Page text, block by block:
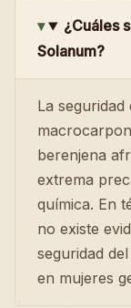
¿Cuáles
Solanum?
La
berenjena
extrema
química. En
no existe
seguridad
en mujeres